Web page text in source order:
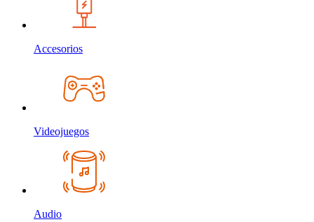
Accesorios
Videojuegos
Audio